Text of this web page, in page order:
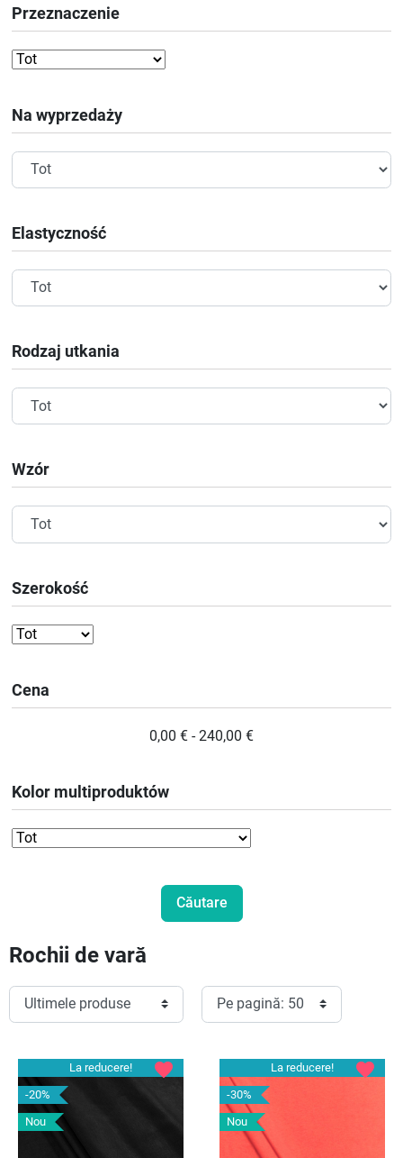
Przeznaczenie
Na wyprzedaży
Elastyczność
Rodzaj utkania
Wzór
Szerokość
Cena
0,00 € - 240,00 €
Kolor multiproduktów
Rochii de vară
La reducere!
-20%
Nou
favorite
La reducere!
-30%
Nou
favorite